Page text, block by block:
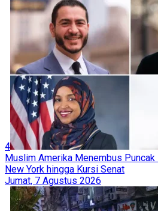
4
Muslim Amerika Menembus
New York hingga Kursi Senat
Jumat, 7 Agustus 2026